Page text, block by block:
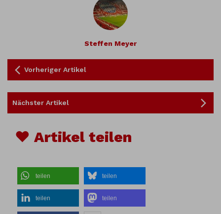
Steffen Meyer
Vorheriger Artikel
Nächster Artikel
♥ Artikel teilen
teilen teilen
teilen teilen